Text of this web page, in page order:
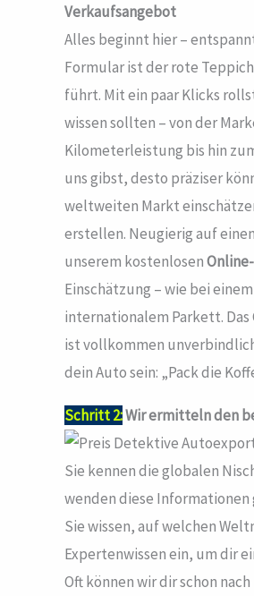
Verkaufsangebot
Alles beginnt hier –
Formular ist der rote
führt. Mit ein paar Klicks
wissen sollten – von der
Kilometerleistung bis hin
uns gibst, desto präziser
weltweiten Markt
erstellen. Neugierig auf
unserem kostenlosen
Einschätzung – wie bei
internationalem Parkett.
ist vollkommen
dein Auto sein: „Pack die
Schritt 2:Wir ermitteln den
Sie kennen die globalen
wenden diese Informationen
Sie wissen, auf welchen
Expertenwissen ein, um dir
Oft können wir dir schon